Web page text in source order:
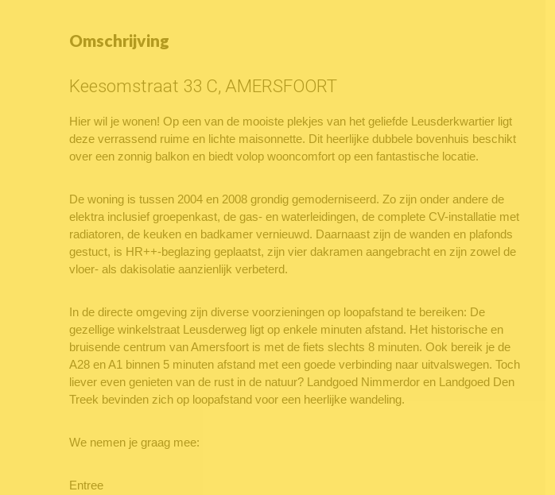
Omschrijving
Keesomstraat 33 C, AMERSFOORT
Hier wil je wonen! Op een van de mooiste plekjes van het geliefde Leusderkwartier ligt
deze verrassend ruime en lichte maisonnette. Dit heerlijke dubbele bovenhuis beschikt
over een zonnig balkon en biedt volop wooncomfort op een fantastische locatie.
De woning is tussen 2004 en 2008 grondig gemoderniseerd. Zo zijn onder andere de
elektra inclusief groepenkast, de gas- en waterleidingen, de complete CV-installatie met
radiatoren, de keuken en badkamer vernieuwd. Daarnaast zijn de wanden en plafonds
gestuct, is HR++-beglazing geplaatst, zijn vier dakramen aangebracht en zijn zowel de
vloer- als dakisolatie aanzienlijk verbeterd.
In de directe omgeving zijn diverse voorzieningen op loopafstand te bereiken: De
gezellige winkelstraat Leusderweg ligt op enkele minuten afstand. Het historische en
bruisende centrum van Amersfoort is met de fiets slechts 8 minuten. Ook bereik je de
A28 en A1 binnen 5 minuten afstand met een goede verbinding naar uitvalswegen. Toch
liever even genieten van de rust in de natuur? Landgoed Nimmerdor en Landgoed Den
Treek bevinden zich op loopafstand voor een heerlijke wandeling.
We nemen je graag mee:
Entree